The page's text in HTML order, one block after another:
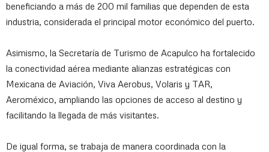
beneficiando a más de 200 mil familias que dependen de esta
industria, considerada el principal motor económico del puerto.
Asimismo, la Secretaría de Turismo de Acapulco ha fortalecido
la conectividad aérea mediante alianzas estratégicas con
Mexicana de Aviación, Viva Aerobus, Volaris y TAR,
Aeroméxico, ampliando las opciones de acceso al destino y
facilitando la llegada de más visitantes.
De igual forma, se trabaja de manera coordinada con la